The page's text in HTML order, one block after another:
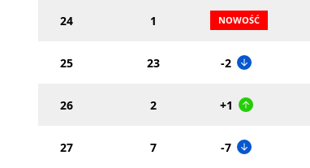
24 1
25 23 -2
26 2 +1
27 7 -7